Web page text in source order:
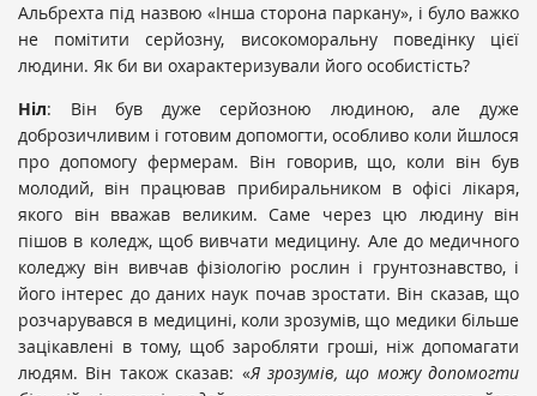
Альбрехта під назвою «Інша сторона паркану», і було важко
не помітити серйозну, високоморальну поведінку цієї
людини. Як би ви охарактеризували його особистість?
Ніл: Він був дуже серйозною людиною, але дуже
доброзичливим і готовим допомогти, особливо коли йшлося
про допомогу фермерам. Він говорив, що, коли він був
молодий, він працював прибиральником в офісі лікаря,
якого він вважав великим. Саме через цю людину він
пішов в коледж, щоб вивчати медицину. Але до медичного
коледжу він вивчав фізіологію рослин і грунтознавство, і
його інтерес до даних наук почав зростати. Він сказав, що
розчарувався в медицині, коли зрозумів, що медики більше
зацікавлені в тому, щоб заробляти гроші, ніж допомагати
людям. Він також сказав: «Я зрозумів, що можу допомогти